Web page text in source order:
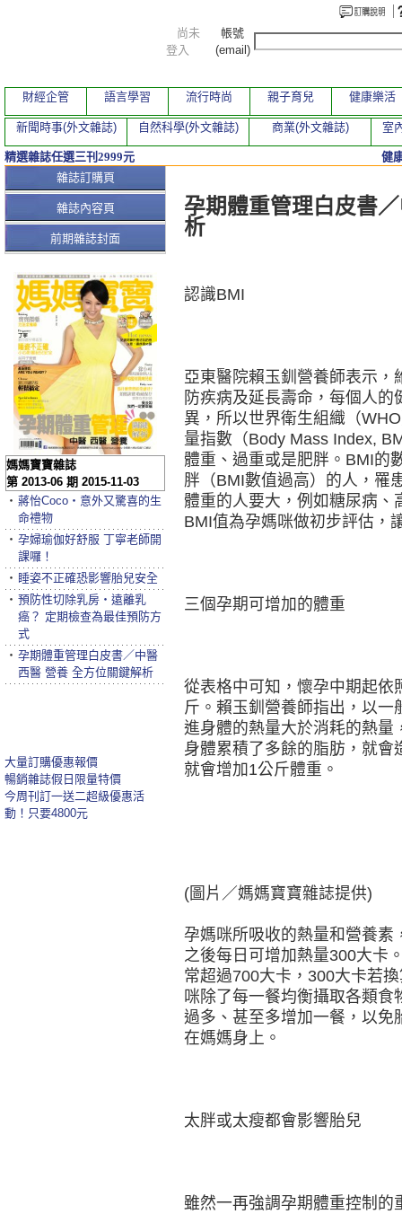
本期文章
孕期體重管理白皮書
析
認識BMI
亞東醫院賴玉釧營養師表示
防疾病及延長壽命，每個人
異，所以世界衛生組織（
量指數（Body Mass Index,
體重、過重或是肥胖。BMI的
胖（BMI數值過高）的人，罹
體重的人要大，例如糖尿病
BMI值為孕媽咪做初步評估，
三個孕期可增加的體重
從表格中可知，懷孕中期起依
斤。賴玉釧營養師指出，以
進身體的熱量大於消耗的熱量
身體累積了多餘的脂肪，就
就會增加1公斤體重。
(圖片／媽媽寶寶雜誌提供)
孕媽咪所吸收的熱量和營養素
之後每日可增加熱量300大卡
常超過700大卡，300大卡若
咪除了每一餐均衡攝取各類
過多、甚至多增加一餐，以免
在媽媽身上。
太胖或太瘦都會影響胎兒
雖然一再強調孕期體重控制的
雜誌訂購頁
雜誌內容頁
前期雜誌封面
媽媽寶寶雜誌
第 2013-06 期 2015-11-03
‧ 蔣怡Coco‧意外又驚喜的生
命禮物
‧ 孕婦瑜伽好舒服 丁寧老師開
課囉！
‧ 睡姿不正確恐影響胎兒安全
‧ 預防性切除乳房‧遠離乳
癌？ 定期檢查為最佳預防方
式
‧ 孕期體重管理白皮書／中醫
西醫 營養 全方位關鍵解析
大量訂購優惠報價
暢銷雜誌假日限量特價
今周刊訂一送二超級優惠活
動！只要4800元
尚未
登入
帳號
(email)
財經企管 語言學習 流行時尚 親子育兒 健康樂活
新聞時事(外文雜誌) 自然科學(外文雜誌) 商業(外文雜誌) 室
精選雜誌任選三刊2999元 健